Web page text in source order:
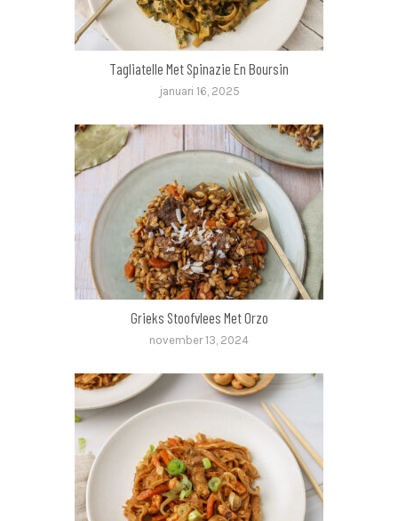
Tagliatelle Met Spinazie En Boursin
januari 16, 2025
Grieks Stoofvlees Met Orzo
november 13, 2024